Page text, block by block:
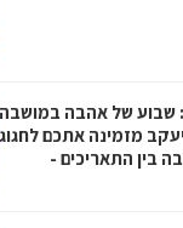
שבוע של אהבה במושבה
מזמינה אתכם לחגוג
בין התאריכים -